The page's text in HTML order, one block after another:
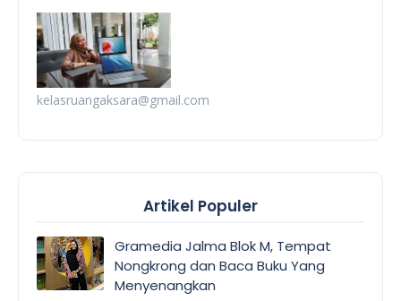
kelasruangaksara@gmail.com
Artikel Populer
Gramedia Jalma Blok M, Tempat
Nongkrong dan Baca Buku Yang
Menyenangkan